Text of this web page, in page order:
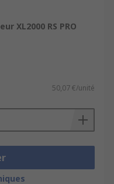
XL2000 RS PRO
50,07 €/unité